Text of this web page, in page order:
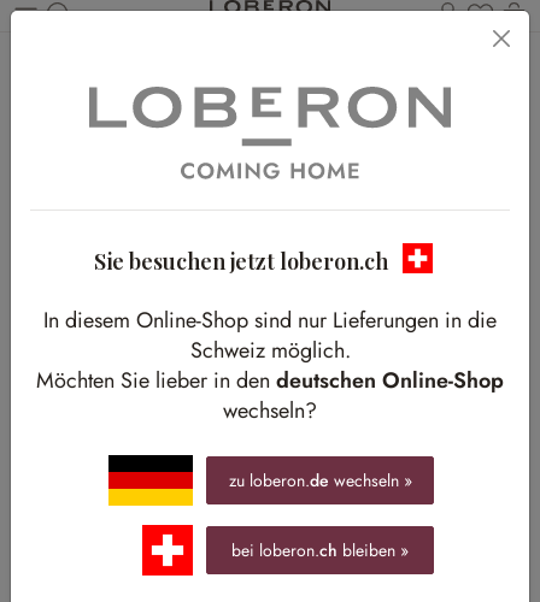
Du
Testing: Karten & Kachel
Seiten-Überschrift
Sie besuchen jetzt loberon.ch
In diesem Online-Shop sind nur Lieferungen in die
Schweiz möglich.
Möchten Sie lieber in den deutschen Online-Shop
wechseln?
zu loberon.de wechseln »
bei loberon.ch bleiben »